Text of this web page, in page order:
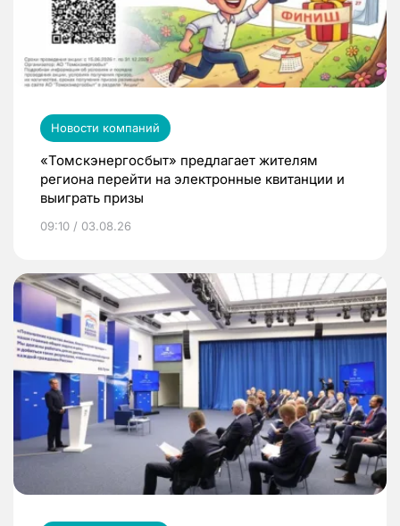
Новости компаний
«Томскэнергосбыт» предлагает жителям
региона перейти на электронные квитанции и
выиграть призы
09:10 / 03.08.26